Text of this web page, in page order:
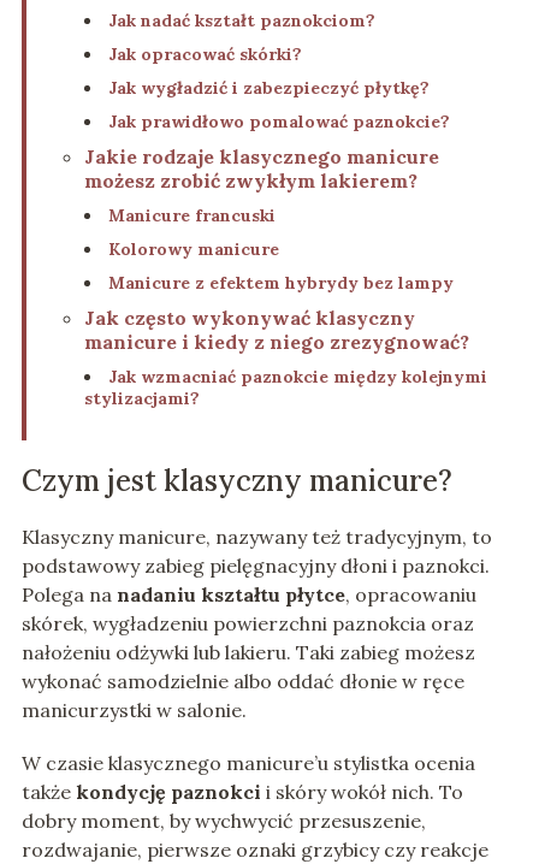
Jak nadać kształt paznokciom?
Jak opracować skórki?
Jak wygładzić i zabezpieczyć płytkę?
Jak prawidłowo pomalować paznokcie?
Jakie rodzaje klasycznego manicure
możesz zrobić zwykłym lakierem?
Manicure francuski
Kolorowy manicure
Manicure z efektem hybrydy bez lampy
Jak często wykonywać klasyczny
manicure i kiedy z niego zrezygnować?
Jak wzmacniać paznokcie między kolejnymi
stylizacjami?
Czym jest klasyczny manicure?
Klasyczny manicure, nazywany też tradycyjnym, to
podstawowy zabieg pielęgnacyjny dłoni i paznokci.
Polega na nadaniu kształtu płytce, opracowaniu
skórek, wygładzeniu powierzchni paznokcia oraz
nałożeniu odżywki lub lakieru. Taki zabieg możesz
wykonać samodzielnie albo oddać dłonie w ręce
manicurzystki w salonie.
W czasie klasycznego manicure’u stylistka ocenia
także kondycję paznokci i skóry wokół nich. To
dobry moment, by wychwycić przesuszenie,
rozdwajanie, pierwsze oznaki grzybicy czy reakcje